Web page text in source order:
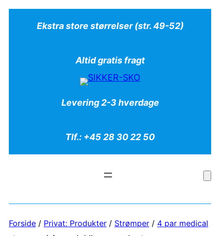
Ekstra store størrelser (str. 49-52)
Altid gratis fragt
Levering 2-3 hverdage
Tlf.: +45 28 30 22 50
Forside / Privat: Produkter / Strømper / 4 par medical